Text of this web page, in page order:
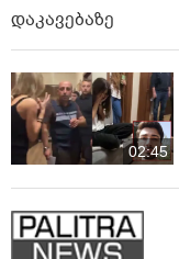
დაკავებაზე
02:45